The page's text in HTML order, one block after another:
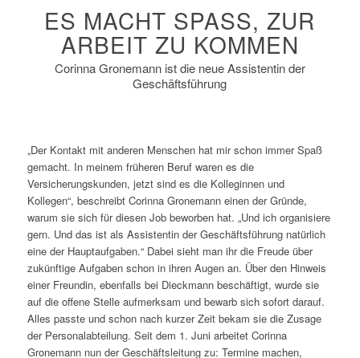
ES MACHT SPASS, ZUR
ARBEIT ZU KOMMEN
Corinna Gronemann ist die neue Assistentin der
Geschäftsführung
„Der Kontakt mit anderen Menschen hat mir schon immer Spaß
gemacht. In meinem früheren Beruf waren es die
Versicherungskunden, jetzt sind es die Kolleginnen und
Kollegen“, beschreibt Corinna Gronemann einen der Gründe,
warum sie sich für diesen Job beworben hat. „Und ich organisiere
gern. Und das ist als Assistentin der Geschäftsführung natürlich
eine der Hauptaufgaben.“ Dabei sieht man ihr die Freude über
zukünftige Aufgaben schon in ihren Augen an. Über den Hinweis
einer Freundin, ebenfalls bei Dieckmann beschäftigt, wurde sie
auf die offene Stelle aufmerksam und bewarb sich sofort darauf.
Alles passte und schon nach kurzer Zeit bekam sie die Zusage
der Personalabteilung. Seit dem 1. Juni arbeitet Corinna
Gronemann nun der Geschäftsleitung zu: Termine machen,